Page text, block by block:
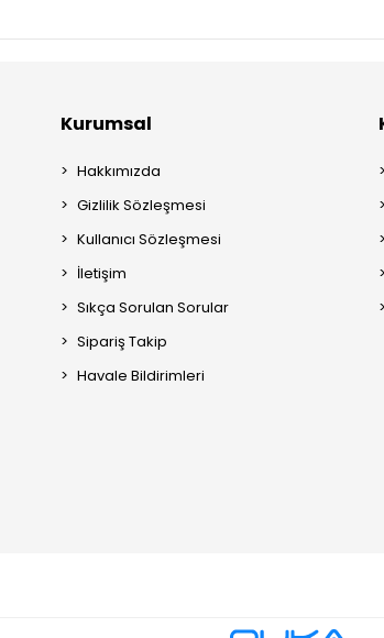
Kurumsal
Hakkımızda
Gizlilik Sözleşmesi
Kullanıcı Sözleşmesi
İletişim
Sıkça Sorulan Sorular
Sipariş Takip
Havale Bildirimleri